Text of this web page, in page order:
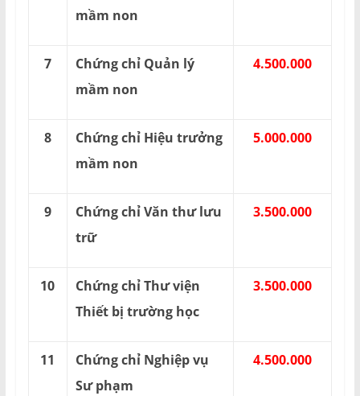
mầm non
7
Chứng chỉ Quản lý
mầm non
4.500.000
8
Chứng chỉ Hiệu trưởng
mầm non
5.000.000
9
Chứng chỉ Văn thư lưu
trữ
3.500.000
10
Chứng chỉ Thư viện
Thiết bị trường học
3.500.000
11
Chứng chỉ Nghiệp vụ
Sư phạm
4.500.000